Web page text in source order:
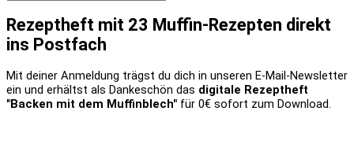
Rezeptheft mit 23 Muffin-Rezepten direkt
ins Postfach
Mit deiner Anmeldung trägst du dich in unseren E-Mail-Newsletter
ein und erhältst als Dankeschön das digitale Rezeptheft
"Backen mit dem Muffinblech" für 0€ sofort zum Download.